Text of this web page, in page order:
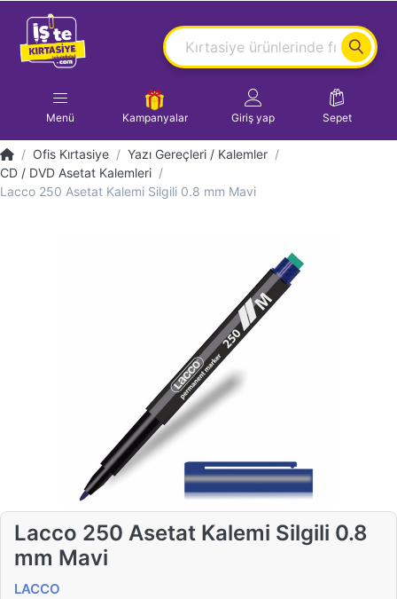
Menü Kampanyalar Giriş yap Sepet
Ofis Kırtasiye
Yazı Gereçleri / Kalemler
CD / DVD Asetat Kalemleri
Lacco 250 Asetat Kalemi Silgili 0.8 mm Mavi
Lacco 250 Asetat Kalemi Silgili 0.8
mm Mavi
LACCO